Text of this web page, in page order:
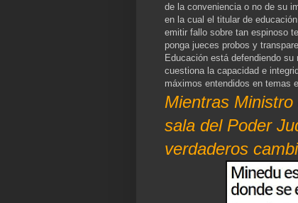
de la conveniencia o no de su
en la cual el titular de
emitir fallo sobre tan espinoso
ponga jueces probos y
Educación está defendiendo
cuestiona la capacidad e
máximos entendidos en temas
Mientras
sala del Poder
verdaderos